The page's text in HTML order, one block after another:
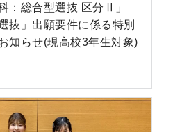
：総合型選抜 区分Ⅱ」
抜」出願要件に係る特別
知らせ(現高校3年生対象)